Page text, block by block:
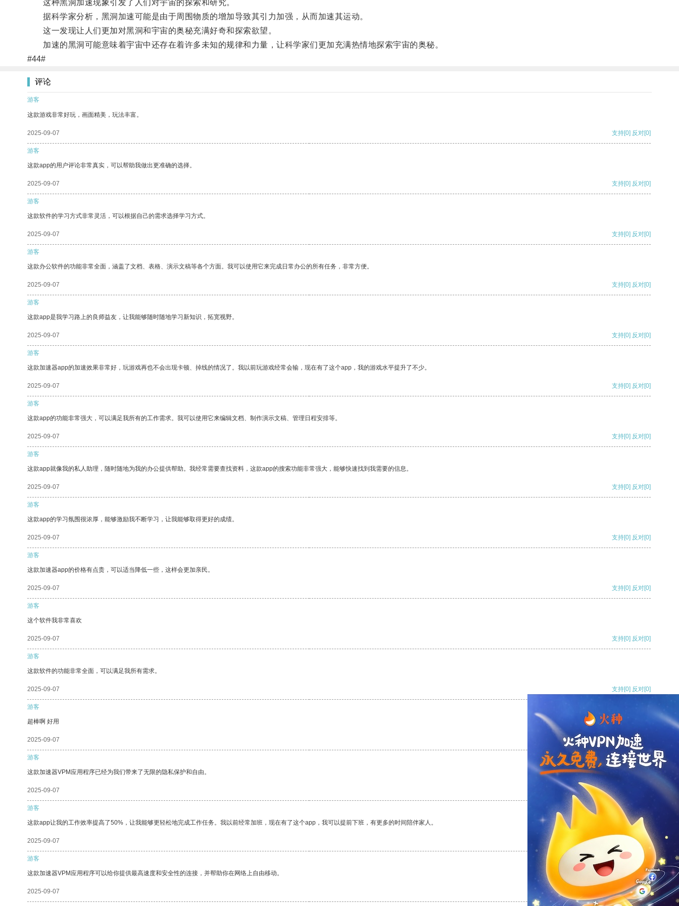
这种黑洞加速现象引发了人们对宇宙的探索和研究。
据科学家分析，黑洞加速可能是由于周围物质的增加导致其引力加强，从而加速其运动。
这一发现让人们更加对黑洞和宇宙的奥秘充满好奇和探索欲望。
加速的黑洞可能意味着宇宙中还存在着许多未知的规律和力量，让科学家们更加充满热情地探索宇宙的奥秘。
#44#
评论
游客
这款游戏非常好玩，画面精美，玩法丰富。
2025-09-07 支持[0] 反对[0]
游客
这款app的用户评论非常真实，可以帮助我做出更准确的选择。
2025-09-07 支持[0] 反对[0]
游客
这款软件的学习方式非常灵活，可以根据自己的需求选择学习方式。
2025-09-07 支持[0] 反对[0]
游客
这款办公软件的功能非常全面，涵盖了文档、表格、演示文稿等各个方面。我可以使用它来完成日常办公的所有任务，非常方便。
2025-09-07 支持[0] 反对[0]
游客
这款app是我学习路上的良师益友，让我能够随时随地学习新知识，拓宽视野。
2025-09-07 支持[0] 反对[0]
游客
这款加速器app的加速效果非常好，玩游戏再也不会出现卡顿、掉线的情况了。我以前玩游戏经常会输，现在有了这个app，我的游戏水平提升了不少。
2025-09-07 支持[0] 反对[0]
游客
这款app的功能非常强大，可以满足我所有的工作需求。我可以使用它来编辑文档、制作演示文稿、管理日程安排等。
2025-09-07 支持[0] 反对[0]
游客
这款app就像我的私人助理，随时随地为我的办公提供帮助。我经常需要查找资料，这款app的搜索功能非常强大，能够快速找到我需要的信息。
2025-09-07 支持[0] 反对[0]
游客
这款app的学习氛围很浓厚，能够激励我不断学习，让我能够取得更好的成绩。
2025-09-07 支持[0] 反对[0]
游客
这款加速器app的价格有点贵，可以适当降低一些，这样会更加亲民。
2025-09-07 支持[0] 反对[0]
游客
这个软件我非常喜欢
2025-09-07 支持[0] 反对[0]
游客
这款软件的功能非常全面，可以满足我所有需求。
2025-09-07 支持[0] 反对[0]
游客
超棒啊 好用
2025-09-07 支持[0] 反对
游客
这款加速器VPM应用程序已经为我们带来了无限的隐私保护和自由。
2025-09-07 支持
游客
这款app让我的工作效率提高了50%，让我能够更轻松地完成工作任务。我以前经常加班，现在有了这个app，我可以提前下班，有更多的时间陪伴家人。
2025-09-07 反对 [0]
游客
这款加速器VPM应用程序可以给你提供最高速度和安全性的连接，并帮助你在网络上自由移动。
2025-09-07 支持[0] 反对[0]